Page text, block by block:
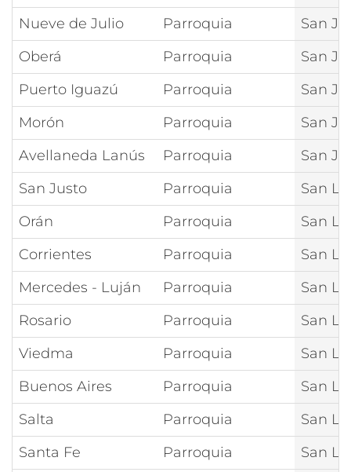
Nueve de Julio
Parroquia
San
Oberá
Parroquia
San
Puerto Iguazú
Parroquia
San
Morón
Parroquia
San
Avellaneda Lanús
Parroquia
San
San Justo
Parroquia
San
Orán
Parroquia
San
Corrientes
Parroquia
San
Mercedes - Luján
Parroquia
San
Rosario
Parroquia
San
Viedma
Parroquia
San
Buenos Aires
Parroquia
San
Salta
Parroquia
San
Santa Fe
Parroquia San